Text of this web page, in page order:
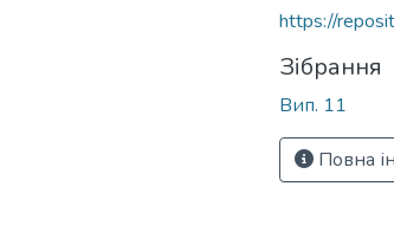
https://
Зібрання
Вип. 11
Повна